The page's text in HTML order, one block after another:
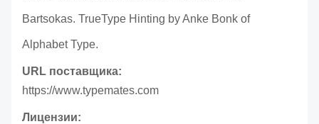
Bartsokas. TrueType Hinting by Anke Bonk of
Alphabet Type.
URL поставщика:
https://www.typemates.com
Лицензии: